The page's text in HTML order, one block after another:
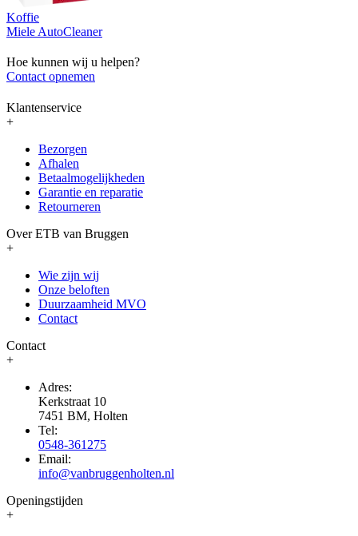
Koffie
Miele AutoCleaner
Hoe kunnen wij u helpen?
Contact opnemen
Klantenservice
+
Bezorgen
Afhalen
Betaalmogelijkheden
Garantie en reparatie
Retourneren
Over ETB van Bruggen
+
Wie zijn wij
Onze beloften
Duurzaamheid MVO
Contact
Contact
+
Adres:
Kerkstraat 10
7451 BM, Holten
Tel:
0548-361275
Email:
info@vanbruggenholten.nl
Openingstijden
+